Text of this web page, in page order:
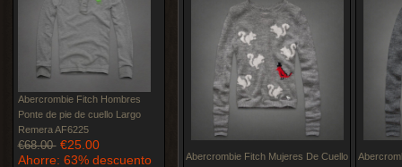
Abercrombie Fitch Hombres
Ponte de pie de cuello Largo
Remera AF6225
€68.00 €25.00
Ahorre: 63% descuento
Abercrombie Fitch Mujeres De Cuello